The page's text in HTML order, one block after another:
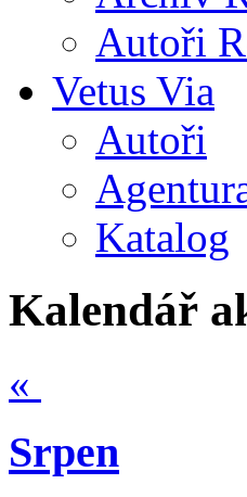
Autoři
Vetus Via
Autoři
Katalog
Kalendář
«
Srpen